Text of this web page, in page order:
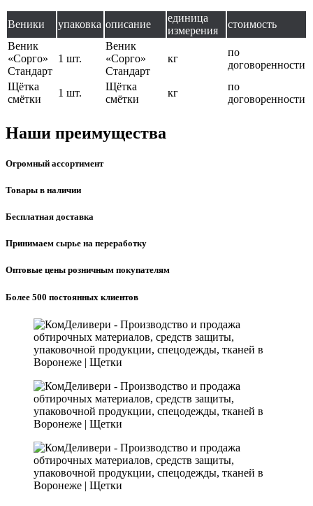
Веники упаковка описание
единица
измерения
стоимость
Веник
«Сорго»
Стандарт
1 шт.
Веник
«Сорго»
Стандарт
кг
по
договоренности
Щётка
смётки
1 шт.
Щётка
смётки
кг
по
договоренности
Наши преимущества
Огромный ассортимент
Товары в наличии
Бесплатная доставка
Принимаем сырье на переработку
Оптовые цены розничным покупателям
Более 500 постоянных клиентов